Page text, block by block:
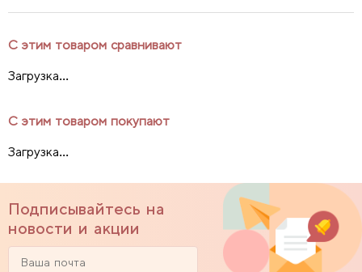
С этим товаром сравнивают
Загрузка...
С этим товаром покупают
Загрузка...
Подписывайтесь на
новости и акции